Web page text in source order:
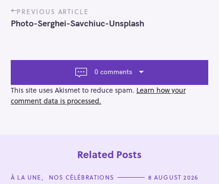
P
o
s
a
g
a
t
PREVIOUS ARTICLE
Photo-Serghei-Savchiuc-Unsplash
0 comments
This site uses Akismet to reduce spam. Learn how your
comment data is processed.
Related Posts
C
À LA UNE NOS CÉLÉBRATIONS 8 AUGUST 2026